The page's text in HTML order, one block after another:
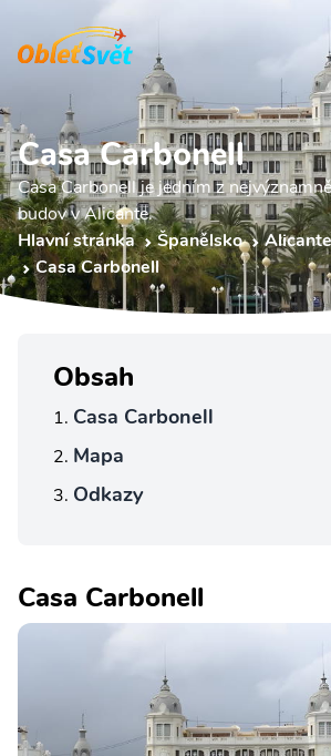
Casa Carbonell
Casa Carbonell je jedním z
budov v Alicante.
Hlavní stránka
Španělsko
Alicante
Casa Carbonell
Obsah
Casa Carbonell
Mapa
Odkazy
Casa Carbonell